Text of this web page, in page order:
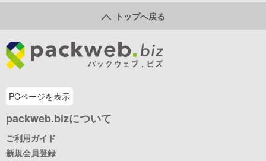
トップへ戻る
PCページを表示
packweb.bizについて
ご利用ガイド
新規会員登録